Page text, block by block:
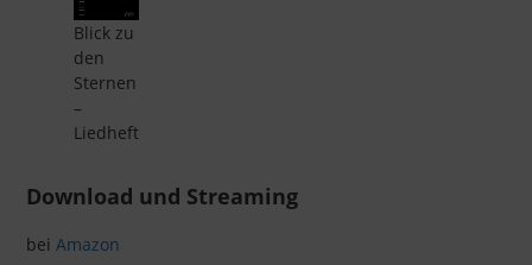
Blick zu
den
Sternen
–
Liedheft
Download und Streaming
beiAmazon